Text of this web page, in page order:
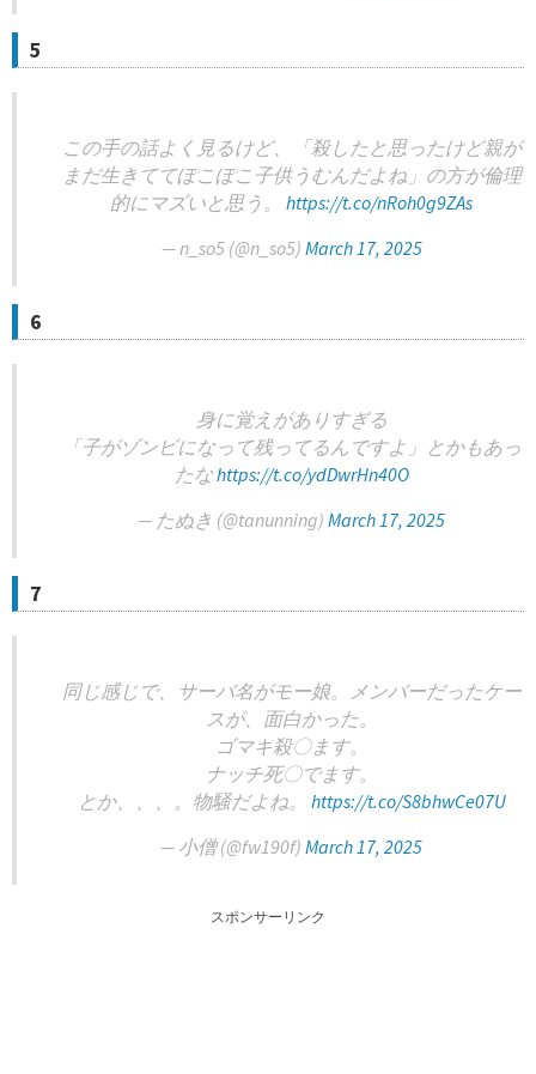
5
この手の話よく見るけど、「殺したと思ったけど親が
まだ生きててぽこぽこ子供うむんだよね」の方が倫理
的にマズいと思う。 https://t.co/nRoh0g9ZAs
— n_so5 (@n_so5) March 17, 2025
6
身に覚えがありすぎる
「子がゾンビになって残ってるんですよ」とかもあっ
たなhttps://t.co/ydDwrHn40O
— たぬき (@tanunning) March 17, 2025
7
同じ感じで、サーバ名がモー娘。メンバーだったケー
スが、面白かった。
ゴマキ殺〇ます。
ナッチ死〇でます。
とか、、、。物騒だよね。 https://t.co/S8bhwCe07U
— 小僧 (@fw190f) March 17, 2025
スポンサーリンク